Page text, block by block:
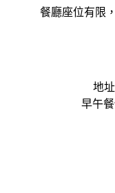
餐廳座位有限
地
早午